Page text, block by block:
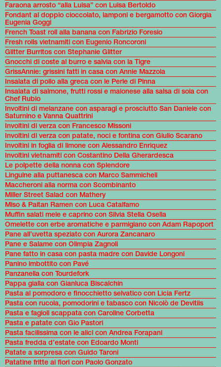
Faraona arrosto “alla Luisa” con Luisa Bertoldo
Fondant al doppio cioccolato, lamponi e bergamotto con Giorgia
Eugenia Goggi
French Toast roll alla banana con Fabrizio Foresio
Fresh rolls vietnamiti con Eugenio Roncoroni
Glitter Burritos con Stephanie Glitter
Gnocchi di coste al burro e salvia con la Tigre
GrissAnnie: grissini fatti in casa con Annie Mazzola
Insalata di pollo alla greca con le Perle di Pinna
Insalata di salmone, frutti rossi e maionese alla salsa di soia con
Chef Rubio
Involtini di melanzane con asparagi e prosciutto San Daniele con
Saturnino e Vanna Quattrini
Involtini di verza con Francesco Missoni
Involtini di verza con patate, noci e fontina con Giulio Scarano
Involtini in foglia di limone con Alessandro Enriquez
Involtini vietnamiti con Costantino Della Gherardesca
Le polpette della nonna con Splendore
Linguine alla puttanesca con Marco Sammicheli
Maccheroni alla norma con Scombinanto
Miller Street Salad con Mathery
Miso & Paitan Ramen con Luca Catalfamo
Muffin salati mele e caprino con Silvia Stella Osella
Omelette con erbe aromatiche e parmigiano con Adam Rapoport
Pane all’uvetta speziato con Aurora Zancanaro
Pane e Salame con Olimpia Zagnoli
Pane fatto in casa con pasta madre con Davide Longoni
Panino imbottito con Pavé
Panzanella con Tourdefork
Pappa gialla con Gianluca Biscalchin
Pasta al pomodoro e finocchietto selvatico con Licia Fertz
Pasta con rucola, pomodorini e tabasco con Nicolò de Devitiis
Pasta e fagioli scappata con Caroline Corbetta
Pasta e patate con Gio Pastori
Pasta facilissima con le alici con Andrea Forapani
Pasta fredda d’estate con Edoardo Monti
Patate a sorpresa con Guido Taroni
Patatine fritte ai fiori con Paolo Gonzato